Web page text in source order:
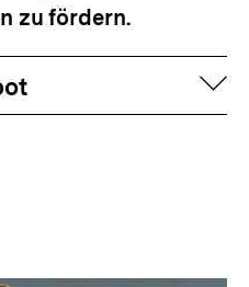
zu fördern.